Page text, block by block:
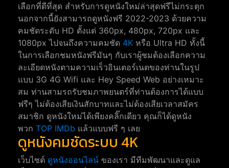
เลือกที่ดีที่สุด สำหรับการดูหนังใหม่ล่าสุดฟรีไม่กระตุก
นอกจากนี้ยังสามารถดูหนังฟรี 2022-2023 ด้วยความ
คมชัดระดับ HD ตั้งแต่ 360px, 480px, 720px และ
1080px ไปจนถึงความคมชัด 4K หรือ Ultra HD ทั้งนี้
ในการเลือกชมหนังฟรีมันๆ กับเราผู้ชมต้องเลือกความ
ละเอียดหนังตามความเร็วอินเตอร์เนตของท่านในรูป
แบบ 3G 4G Wifi และ Hey Speed Web อย่างเหมาะ
สม ท่านสามรถรับชมภาพยนตร์ที่ท่านต้องการได้แบบ
ฟรีๆ ไม่ต้องเสียเงินสักบาทและไม่ต้องเสียเวลาสมัคร
สมาชิก ดูหนังใหม่ได้เพียงคลิ๊กเดียว คุณก็ได้ดูหนัง
พวก TOP IMDb แล้วแบบฟรี ๆ เลย
ดูหนังคมชัดระบบ 4K
เว็บไซต์ ดูหนังออนไลน์ ของเรา มีทีมพัฒนาและดูแล